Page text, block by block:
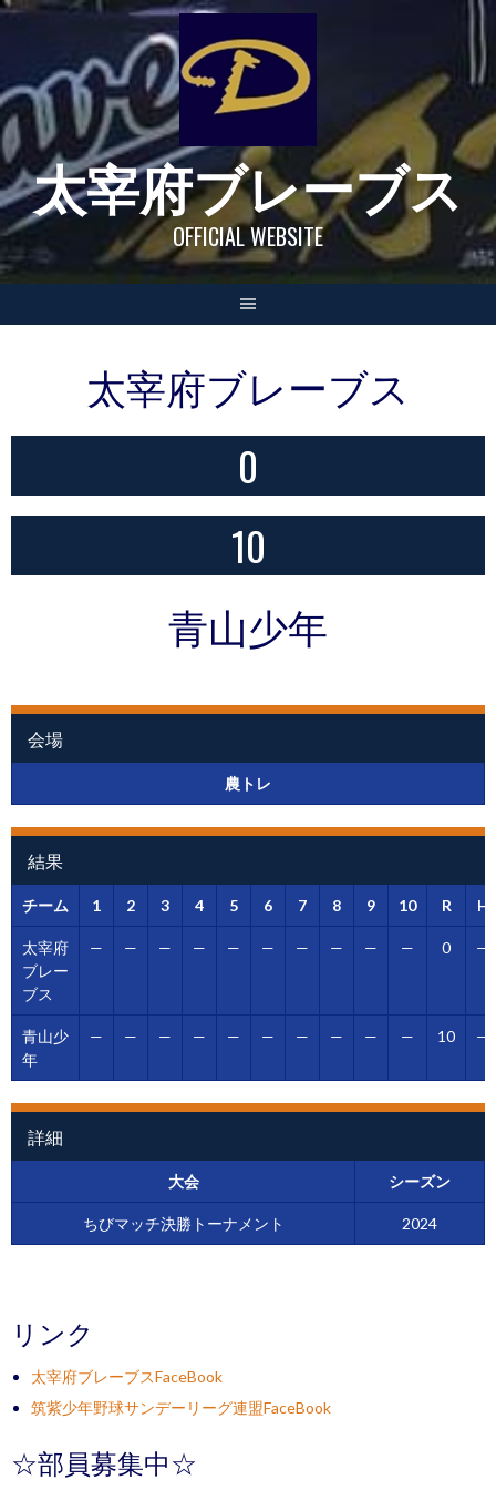
Skip
content
太宰府ブレーブス
OFFICIAL WEBSITE
太宰府ブレーブス
0
10
青山少年
会場
農トレ
結果
チーム 1 2 3 4 5 6 7 8 9 10 R H
太宰府
ブレー
ブス
— — — — — — — — — — 0 —
青山少
年
— — — — — — — — — — 10 —
詳細
大会 シーズン
ちびマッチ決勝トーナメント 2024
リンク
太宰府ブレーブスFaceBook
筑紫少年野球サンデーリーグ連盟FaceBook
☆部員募集中☆